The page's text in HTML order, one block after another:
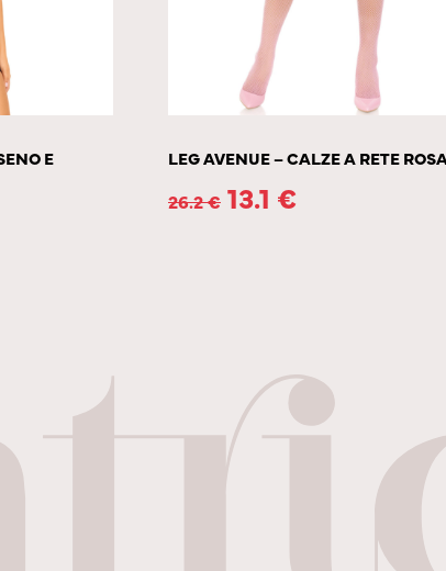
E LEG AVENUE – CALZE A RETE
26.2€ 13.1 €